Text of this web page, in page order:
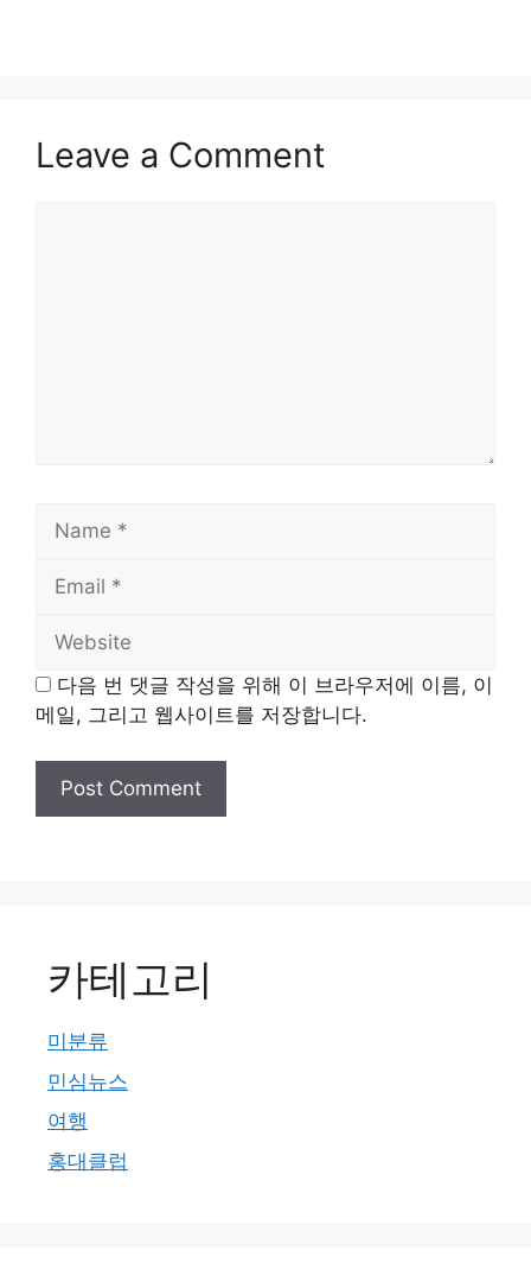
Leave a Comment
Name
Email
Website
다음 번 댓글 작성을 위해 이 브라우저에 이름, 이
메일, 그리고 웹사이트를 저장합니다.
카테고리
미분류
민심뉴스
여행
홍대클럽